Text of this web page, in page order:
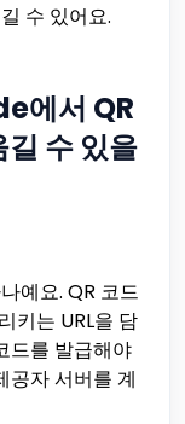
수 있어요.
에서 QR
수 있을
예요. QR 코드
키는 URL을 담
드를 발급해야
공자 서버를 계